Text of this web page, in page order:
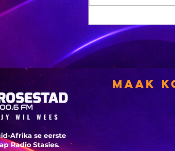
Die
Zim-
word in
Afrika se eerste
Radio Stasies.
Maak